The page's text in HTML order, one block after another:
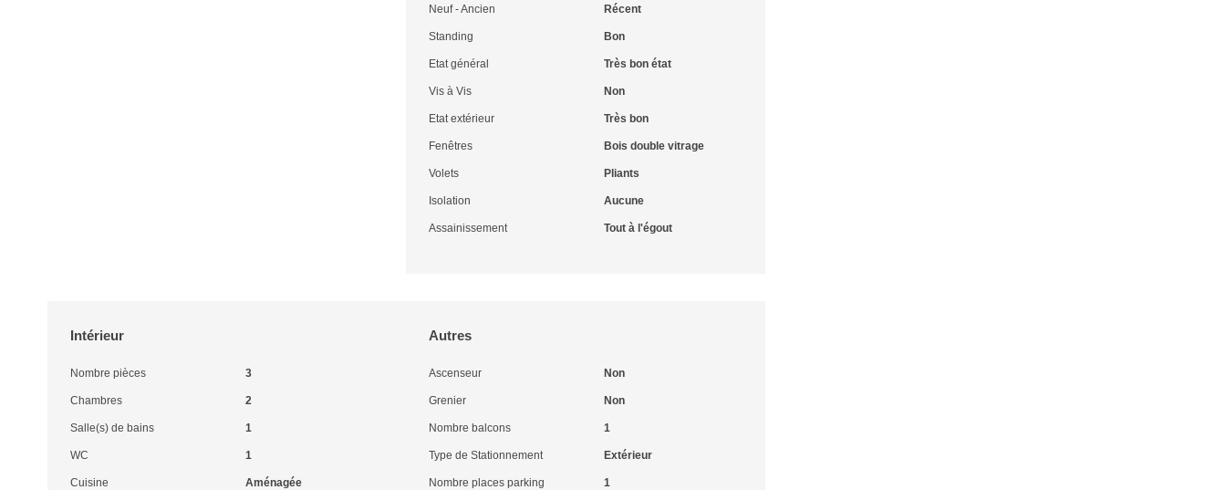
Neuf - Ancien Récent
Standing Bon
Etat général Très bon état
Vis à Vis Non
Etat extérieur Très bon
Fenêtres Bois double vitrage
Volets Pliants
Isolation Aucune
Assainissement Tout à l'égout
Intérieur
Nombre pièces 3
Chambres 2
Salle(s) de bains 1
WC 1
Cuisine Aménagée
Autres
Ascenseur Non
Grenier Non
Nombre balcons 1
Type de Stationnement Extérieur
Nombre places parking 1